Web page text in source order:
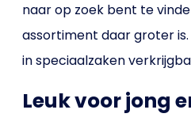
naar op zoek bent te
assortiment daar groter is.
in speciaalzaken
Leuk voor jong